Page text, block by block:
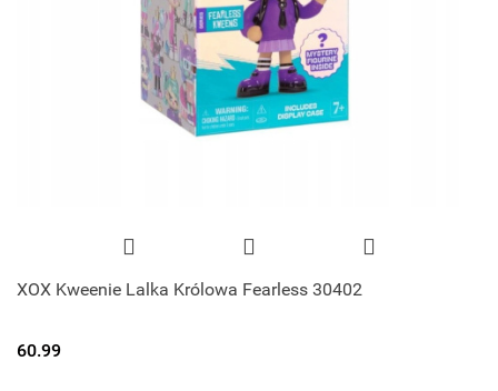
XOX Kweenie Lalka Królowa Fearless 30402
60.99